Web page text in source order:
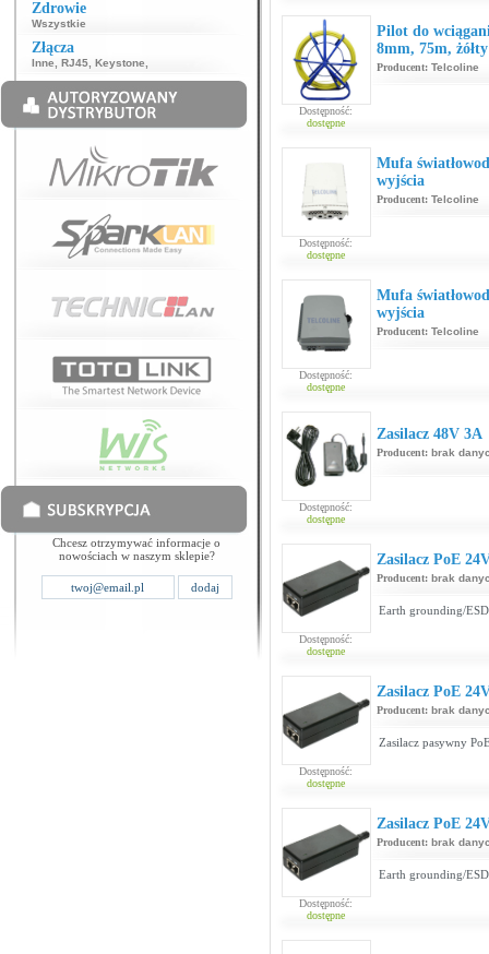
Zdrowie
Wszystkie
Złącza
Inne RJ45 Keystone
Chcesz otrzymywać informacje o
nowościach w naszym sklepie?
Dostępność:
dostępne
Pilot do
8mm, 75m, żółty
Producent: Telcoline
Dostępność:
dostępne
Mufa
wyjścia
Producent: Telcoline
Dostępność:
dostępne
Mufa
wyjścia
Producent: Telcoline
Dostępność:
dostępne
Zasilacz 48V 3A
Producent: brak
Dostępność:
dostępne
Zasilacz PoE
Producent: brak
Earth grounding/
Dostępność:
dostępne
Zasilacz PoE
Producent: brak
Zasilacz pasywny
Dostępność:
dostępne
Zasilacz PoE
Producent: brak
Earth grounding/